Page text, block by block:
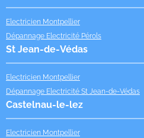
Electricien Montpellier
Dépannage Electricité Pérols
St Jean-de-Védas
Electricien Montpellier
Dépannage Electricité St Jean-de-Védas
Castelnau-le-lez
Electricien Montpellier